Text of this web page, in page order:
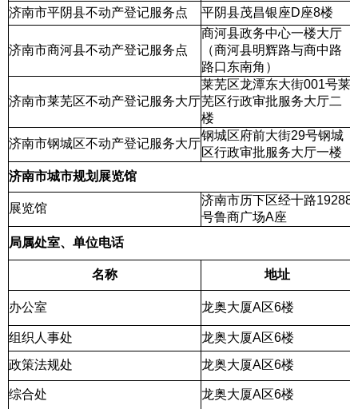
济南市平阴县不动产登记服务点 平阴县茂昌银座D座8楼
济南市商河县不动产登记服务点
商河县政务中心一楼大厅
（商河县明辉路与商中路
路口东南角）
济南市莱芜区不动产登记服务大厅
莱芜区龙潭东大街001号莱
芜区行政审批服务大厅二
楼
济南市钢城区不动产登记服务大厅
钢城区府前大街29号钢城
区行政审批服务大厅一楼
济南市城市规划展览馆
展览馆
济南市历下区经十路19288
号鲁商广场A座
局属处室、单位电话
名称 地址
办公室 龙奥大厦A区6楼
组织人事处 龙奥大厦A区6楼
政策法规处
龙奥大厦A区6楼
综合处 龙奥大厦A区6楼